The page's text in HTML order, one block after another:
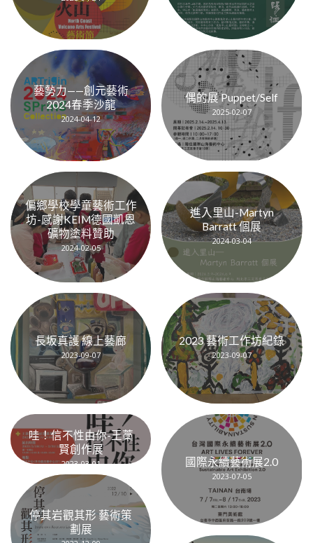
偶的展 Puppet/Self
2025-02-07
藝勢力——創元藝術
2024春季沙龍
2024-04-12
進入里山-Martyn
Barratt 個展
2024-03-04
偏鄉學校學童藝術工作
坊-感謝KEIM德國凱恩
礦物塗料贊助
2024-02-05
2023 藝術工作坊紀錄
2023-09-07
長坂真護 線上藝廊
2023-09-07
國際永續藝術展2.0
2023-07-05
哇！信不性由你-王藁
賢創作展
2023-03-01
停其岩觀其形 藝術策
劃展